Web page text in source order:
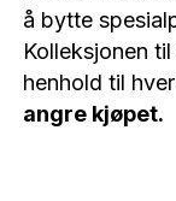
å bytte
Kolleksjonen
henhold til
angre kjøpet.